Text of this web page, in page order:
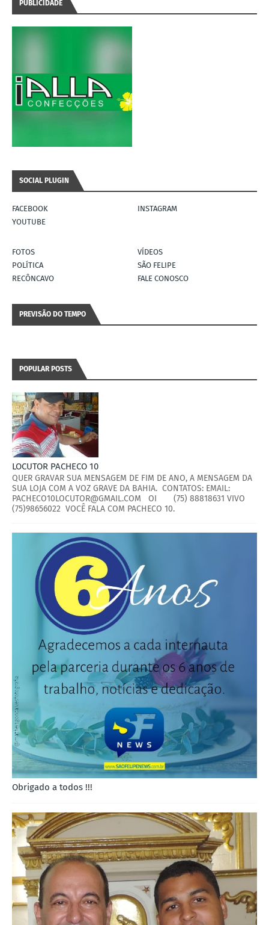
PUBLICIDADE
SOCIAL PLUGIN
FACEBOOK
INSTAGRAM
YOUTUBE
FOTOS
VÍDEOS
POLÍTICA
SÃO FELIPE
RECÔNCAVO
FALE CONOSCO
PREVISÃO DO TEMPO
POPULAR POSTS
LOCUTOR PACHECO 10
QUER GRAVAR SUA MENSAGEM DE FIM DE ANO, A MENSAGEM DA
SUA LOJA COM A VOZ GRAVE DA BAHIA. CONTATOS: EMAIL:
PACHECO10LOCUTOR@GMAIL.COM OI (75) 88818631 VIVO
(75)98656022 VOCÊ FALA COM PACHECO 10.
Obrigado a todos !!!